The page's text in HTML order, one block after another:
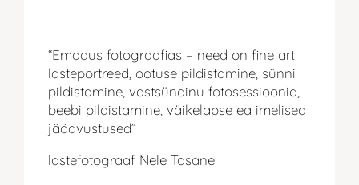
“Emadus fotograafias – need on fine art
lasteportreed, ootuse pildistamine, sünni
pildistamine, vastsündinu fotosessioonid,
beebi pildistamine, väikelapse ea imelised
jäädvustused”
lastefotograaf Nele Tasane